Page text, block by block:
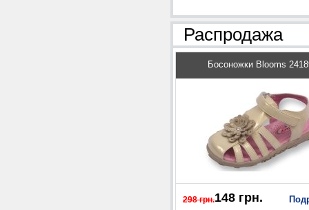
Распродажа
Босоножки Blooms
298 грн.148 грн.